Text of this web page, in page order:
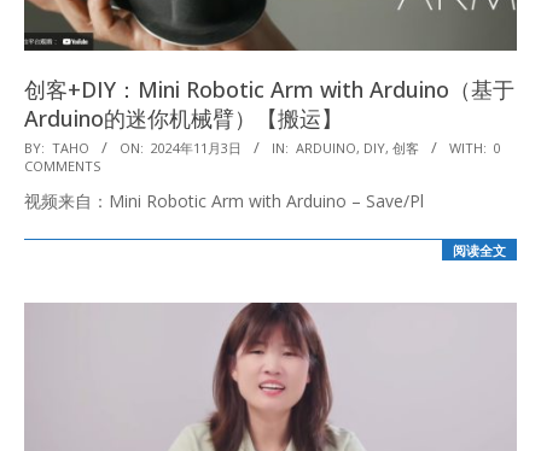
创客+DIY：Mini Robotic Arm with Arduino（基于
Arduino的迷你机械臂）【搬运】
2024-
11-
03
BY: TAHO ON: 2024年11月3日 IN: ARDUINO, DIY, 创客 WITH: 0
COMMENTS
视频来自：Mini Robotic Arm with Arduino – Save/Pl
阅读全文